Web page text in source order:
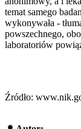
temat samego
wykonywała -
powszechnego,
laboratoriów
Źródło: